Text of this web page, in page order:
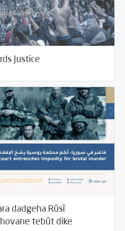
Justice
dadgeha Rûsî
tebût dike